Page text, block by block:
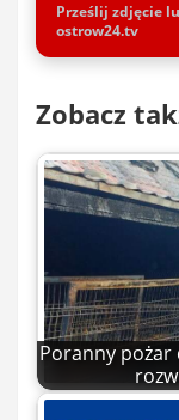
Prześlij zdjęcie
ostrow24.tv
Zobacz
Poranny